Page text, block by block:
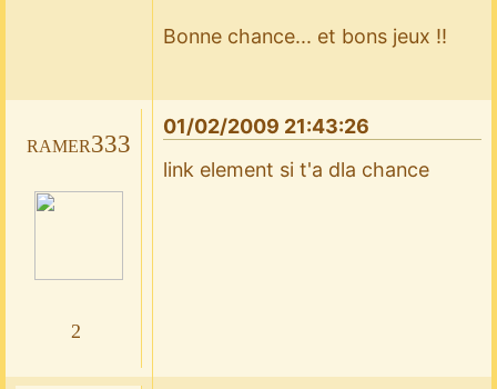
Bonne chance... et bons jeux !!
ramer333
2
01/02/2009 21:43:26
link element si t'a dla chance